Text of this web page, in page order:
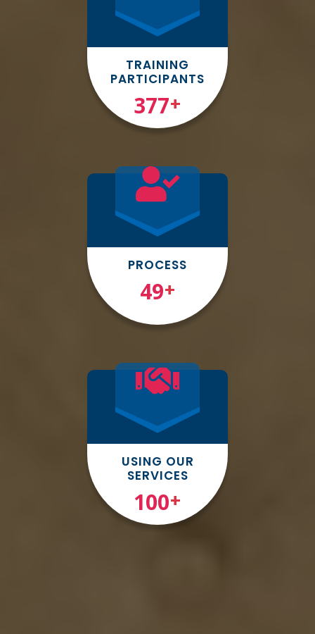
TRAINING
PARTICIPANTS
377+
PROCESS
49+
USING OUR
SERVICES
100+